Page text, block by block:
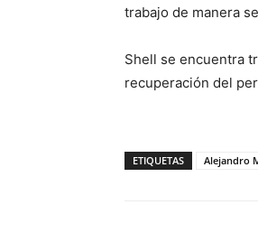
trabajo de manera
Shell se encuentra
recuperación del
ETIQUETAS Alejandro